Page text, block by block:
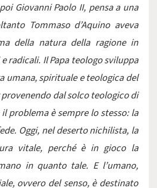
Giovanni Paolo II, pensa a una
Tommaso d’Aquino aveva
della natura della ragione in
radicali. Il Papa teologo sviluppa
umana, spirituale e teologica del
dal solco teologico di
problema è sempre lo stesso: la
Oggi, nel deserto nichilista, la
vitale, perché è in gioco la
in quanto tale. E l’umano,
ovvero del senso, è destinato